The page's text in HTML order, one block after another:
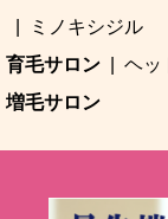
ミノキシジル
育毛サロン
ヘッ
増毛サロン